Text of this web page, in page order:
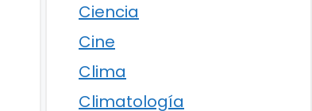
Ciencia
Cine
Clima
Climatología